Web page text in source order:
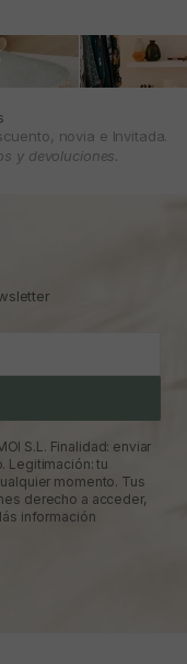
novia e Invitada.
y devoluciones.
S.L. Finalidad: enviar
Legitimación: tu
momento. Tus
derecho a acceder,
información